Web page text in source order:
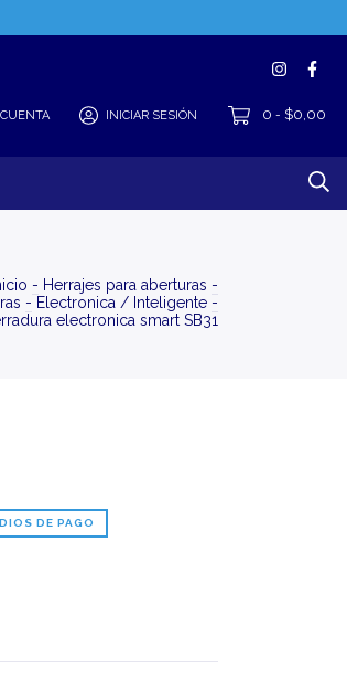
INICIAR SESIÓN 0 - $0,00
- Herrajes para aberturas -
- Electronica / Inteligente -
electronica smart SB31
DE PAGO